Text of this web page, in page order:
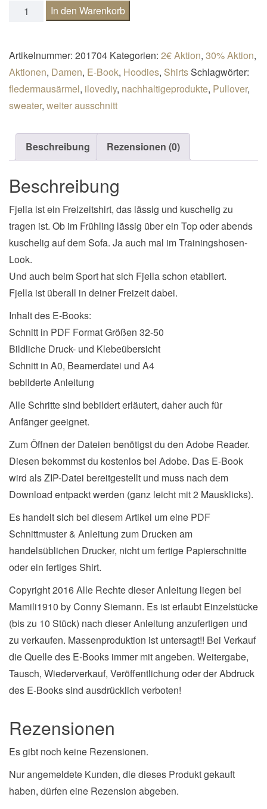
E-Book Raglan Sweater "Fjella" Gr. 32-50 inkl.
In den Warenkorb
Artikelnummer: 201704 Kategorien: 2€ Aktion, 30% Aktion,
Aktionen, Damen, E-Book, Hoodies, ShirtsSchlagwörter:
fledermausärmel, ilovediy, nachhaltigeprodukte, Pullover,
sweater, weiter ausschnitt
Beschreibung Rezensionen (0)
Beschreibung
Fjella ist ein Freizeitshirt, das lässig und kuschelig zu
tragen ist. Ob im Frühling lässig über ein Top oder abends
kuschelig auf dem Sofa. Ja auch mal im Trainingshosen-
Look.
Und auch beim Sport hat sich Fjella schon etabliert.
Fjella ist überall in deiner Freizeit dabei.
Inhalt des E-Books:
Schnitt in PDF Format Größen 32-50
Bildliche Druck- und Klebeübersicht
Schnitt in A0, Beamerdatei und A4
bebilderte Anleitung
Alle Schritte sind bebildert erläutert, daher auch für
Anfänger geeignet.
Zum Öffnen der Dateien benötigst du den Adobe Reader.
Diesen bekommst du kostenlos bei Adobe. Das E-Book
wird als ZIP-Datei bereitgestellt und muss nach dem
Download entpackt werden (ganz leicht mit 2 Mausklicks).
Es handelt sich bei diesem Artikel um eine PDF
Schnittmuster & Anleitung zum Drucken am
handelsüblichen Drucker, nicht um fertige Papierschnitte
oder ein fertiges Shirt.
Copyright 2016 Alle Rechte dieser Anleitung liegen bei
Mamili1910 by Conny Siemann. Es ist erlaubt Einzelstücke
(bis zu 10 Stück) nach dieser Anleitung anzufertigen und
zu verkaufen. Massenproduktion ist untersagt!! Bei Verkauf
die Quelle des E-Books immer mit angeben. Weitergabe,
Tausch, Wiederverkauf, Veröffentlichung oder der Abdruck
des E-Books sind ausdrücklich verboten!
Rezensionen
Es gibt noch keine Rezensionen.
Nur angemeldete Kunden, die dieses Produkt gekauft
haben, dürfen eine Rezension abgeben.